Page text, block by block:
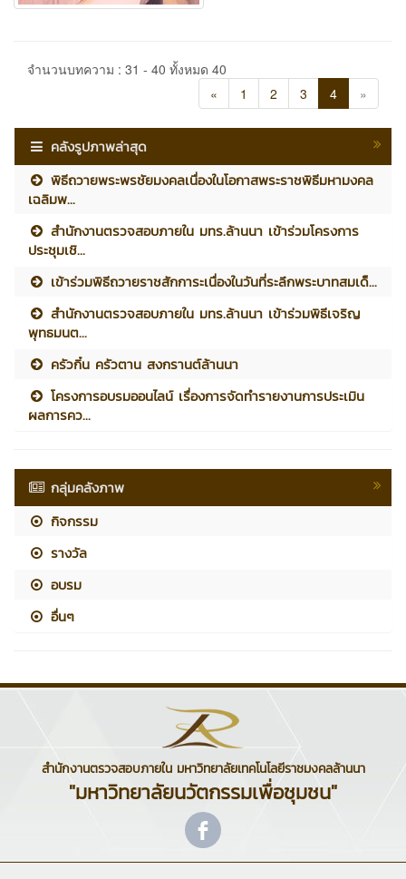
จำนวนบทความ : 31 - 40 ทั้งหมด 40
«
1 2 3 4 »
คลังรูปภาพล่าสุด
พิธีถวายพระพรชัยมงคลเนื่องในโอกาสพระราชพิธีมหามงคล
เฉลิมพ...
สำนักงานตรวจสอบภายใน มทร.ล้านนา เข้าร่วมโครงการ
ประชุมเชิ...
เข้าร่วมพิธีถวายราชสักการะเนื่องในวันที่ระลึกพระบาทสมเด็...
สำนักงานตรวจสอบภายใน มทร.ล้านนา เข้าร่วมพิธีเจริญ
พุทธมนต...
ครัวกิ๋น ครัวตาน สงกรานต์ล้านนา
โครงการอบรมออนไลน์ เรื่องการจัดทำรายงานการประเมิน
ผลการคว...
กลุ่มคลังภาพ
กิจกรรม
รางวัล
อบรม
อื่นๆ
สำนักงานตรวจสอบภายใน มหาวิทยาลัยเทคโนโลยีราชมงคลล้านนา
"มหาวิทยาลัยนวัตกรรมเพื่อชุมชน"